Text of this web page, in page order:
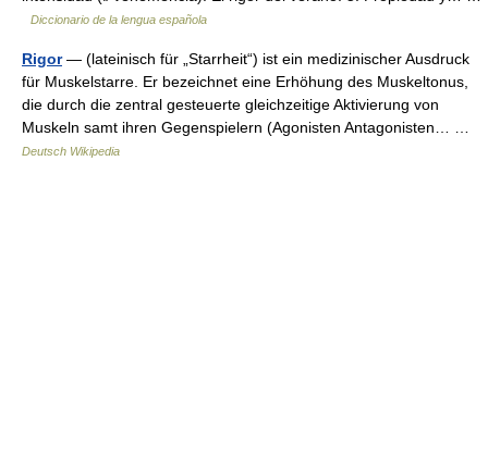
Diccionario de la lengua española
Rigor— (lateinisch für „Starrheit“) ist ein medizinischer Ausdruck
für Muskelstarre. Er bezeichnet eine Erhöhung des Muskeltonus,
die durch die zentral gesteuerte gleichzeitige Aktivierung von
Muskeln samt ihren Gegenspielern (Agonisten Antagonisten… …
Deutsch Wikipedia